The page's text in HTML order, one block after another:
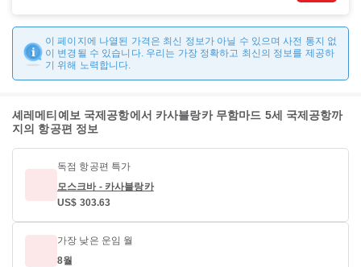
이 페이지에 나열된 가격은 최신 정보가 아닐 수 있으며 사전 통지 없
이 변경될 수 있습니다. 우리는 가장 정확하고 최신의 정보를 제공하
기 위해 노력합니다.
셰레메티예보 국제공항에서 카사블랑카 무함마드 5세 국제공항까
지의 항공편 정보
독점 항공편 특가
모스크바 - 카사블랑카
US$ 303.63
가장 낮은 운임 월
8월